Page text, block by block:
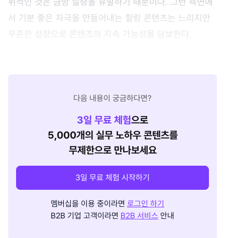
서 기분 좋은 자극을 만들어내는 힐링 콘텐츠는 느리지만
꾸준한 성장으로 콘텐츠의 지속 가능성을 담보한다.
다음 내용이 궁금하다면?
3일 무료 체험으로
5,000개의 실무 노하우 콘텐츠를
무제한으로 만나보세요
3일 무료 체험 시작하기
멤버십을 이용 중이라면 로그인 하기
B2B 기업 고객이라면 B2B 서비스 안내